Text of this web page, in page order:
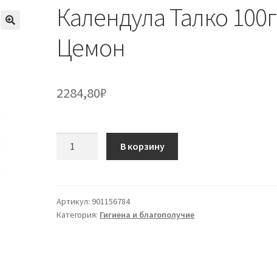
Календула Талко 100г
Цемон
2284,80₽
100г
Цемон
В корзину
Артикул: 901156784
Категория: Гигиена и благополучие